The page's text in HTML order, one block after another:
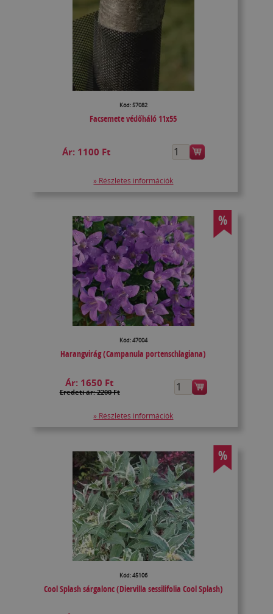
Kód: 57082
Facsemete védőháló 11x55
Ár: 1100 Ft
» Részletes információk
%
Kód: 47004
Harangvirág (Campanula portenschlagiana)
Ár: 1650 Ft
Eredeti ár: 2200 Ft
» Részletes információk
%
Kód: 45106
Cool Splash sárgalonc (Diervilla sessilifolia Cool Splash)